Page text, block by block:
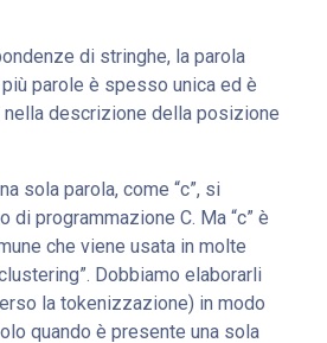
di stringhe, la parola
parole è spesso unica ed è
descrizione della posizione
sola parola, come “c”, si
di programmazione C. Ma “c” è
che viene usata in molte
Dobbiamo elaborarli
la tokenizzazione) in modo
quando è presente una sola